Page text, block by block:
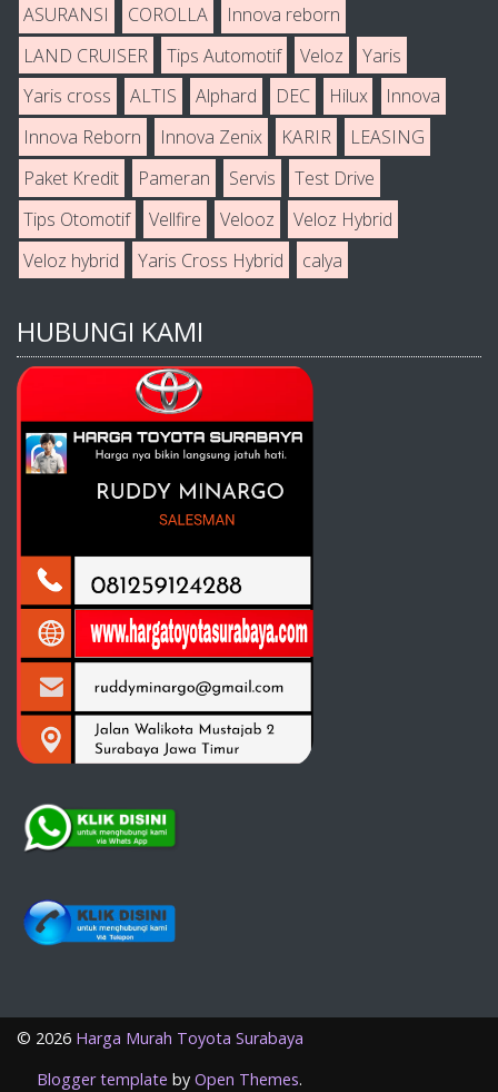
ASURANSI
COROLLA
Innova reborn
LAND CRUISER
Tips Automotif Veloz
Yaris
Yaris cross
ALTIS Alphard DEC Hilux
Innova
Innova Reborn
Innova Zenix KARIR
LEASING
Paket Kredit
Pameran Servis
Test Drive
Tips Otomotif
Vellfire Velooz
Veloz Hybrid
Veloz hybrid
Yaris Cross Hybrid calya
HUBUNGI KAMI
© 2026 Harga Murah Toyota Surabaya
Blogger template by Open Themes.